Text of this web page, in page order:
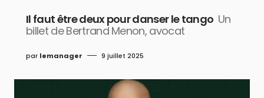
Il faut être deux pour danser le tango Un
billet de Bertrand Menon, avocat
par lemanager 9 juillet 2025